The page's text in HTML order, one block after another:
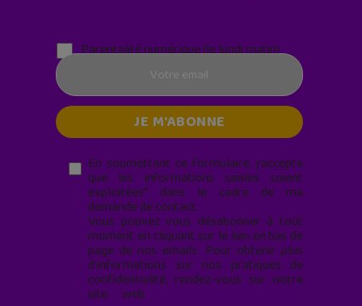
Parentalité numérique (le lundi matin)
En soumettant ce formulaire, j’accepte
que les informations saisies soient
exploitées* dans le cadre de ma
demande de contact.
Vous pouvez vous désabonner à tout
moment en cliquant sur le lien en bas de
page de nos emails. Pour obtenir plus
d'informations sur nos pratiques de
confidentialité, rendez-vous sur notre
site web